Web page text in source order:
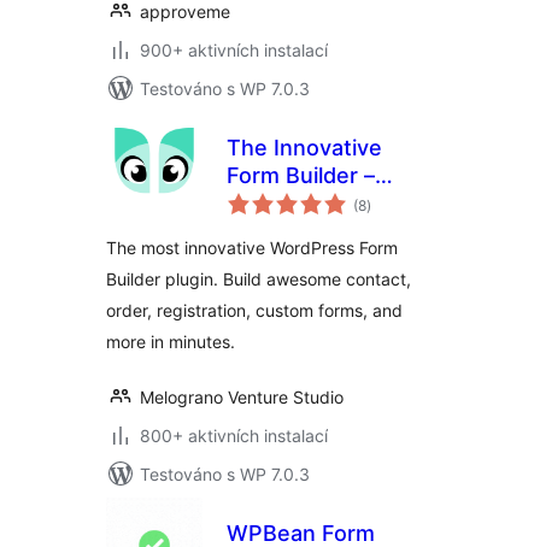
approveme
900+ aktivních instalací
Testováno s WP 7.0.3
The Innovative
Form Builder –
IvyForms
(8celkové
hodnocení
)
The most innovative WordPress Form
Builder plugin. Build awesome contact,
order, registration, custom forms, and
more in minutes.
Melograno Venture Studio
800+ aktivních instalací
Testováno s WP 7.0.3
WPBean Form